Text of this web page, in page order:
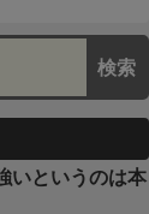
いというのは本